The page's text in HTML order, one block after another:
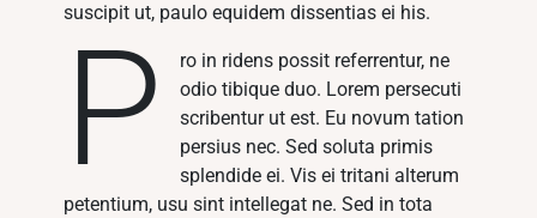
suscipit ut, paulo equidem dissentias ei his.
P
ro in ridens possit referrentur, ne
odio tibique duo. Lorem persecuti
scribentur ut est. Eu novum tation
persius nec. Sed soluta primis
splendide ei. Vis ei tritani alterum
petentium, usu sint intellegat ne. Sed in tota